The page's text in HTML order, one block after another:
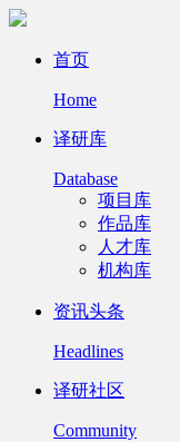
首页
Home
译研库
Database
项目库
作品库
人才库
机构库
资讯头条
Headlines
译研社区
Community